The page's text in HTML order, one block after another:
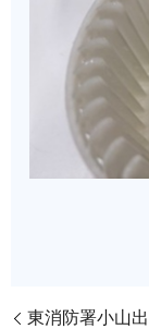
東消防署小山